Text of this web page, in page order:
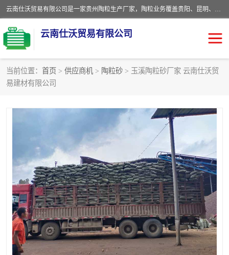
云南仕沃贸易有限公司是一家贵州陶粒生产厂家，陶粒业务覆盖贵阳、昆明、四川、云南、重庆等区域。批发贵阳陶粒、昆明陶粒、四川陶粒、云南陶粒、重庆陶粒，服务热线：*。仕沃贸易建材致力于建筑产业化、绿色建筑体系、产品和系统应用解决方案的企业。研发生产、销售和推广绿色建筑体系、建筑产业化体系的各种环保建筑产品。
云南仕沃贸易有限公司
当前位置： 首页 > 供应商机 > 陶粒砂 > 玉溪陶粒砂厂家 云南仕沃贸
易建材有限公司
陶粒
生物陶粒
粘土陶粒
建筑陶粒 陶粒回填
轻质陶粒